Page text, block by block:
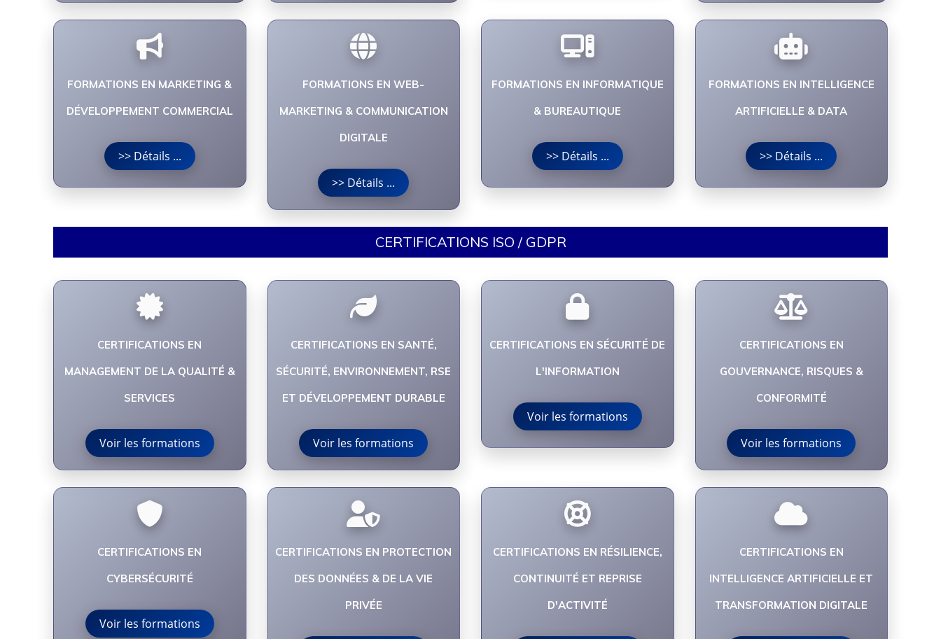
FORMATIONS EN MARKETING &
DÉVELOPPEMENT COMMERCIAL
>> Détails ...
FORMATIONS EN WEB-
MARKETING & COMMUNICATION
DIGITALE
>> Détails ...
FORMATIONS EN INFORMATIQUE
& BUREAUTIQUE
>> Détails ...
FORMATIONS EN INTELLIGENCE
ARTIFICIELLE & DATA
>> Détails ...
CERTIFICATIONS ISO / GDPR
CERTIFICATIONS EN
MANAGEMENT DE LA QUALITÉ &
SERVICES
Voir les formations
CERTIFICATIONS EN SANTÉ,
SÉCURITÉ, ENVIRONNEMENT, RSE
ET DÉVELOPPEMENT DURABLE
Voir les formations
CERTIFICATIONS EN SÉCURITÉ DE
L'INFORMATION
Voir les formations
CERTIFICATIONS EN
GOUVERNANCE, RISQUES &
CONFORMITÉ
Voir les formations
CERTIFICATIONS EN
CYBERSÉCURITÉ
Voir les formations
CERTIFICATIONS EN PROTECTION
DES DONNÉES & DE LA VIE
PRIVÉE
CERTIFICATIONS EN RÉSILIENCE,
CONTINUITÉ ET REPRISE
D'ACTIVITÉ
CERTIFICATIONS EN
INTELLIGENCE ARTIFICIELLE ET
TRANSFORMATION DIGITALE